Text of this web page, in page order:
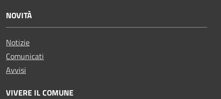
NOVITÀ
Notizie
Comunicati
Avvisi
VIVERE IL COMUNE